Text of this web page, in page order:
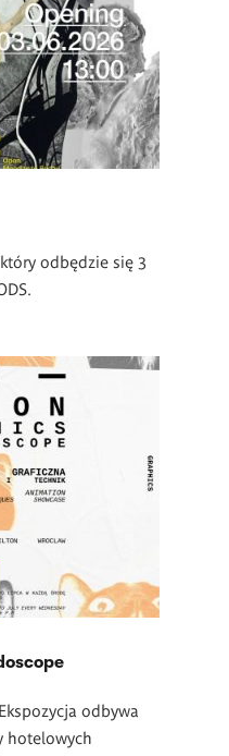
odbędzie się 3
odbywa
hotelowych